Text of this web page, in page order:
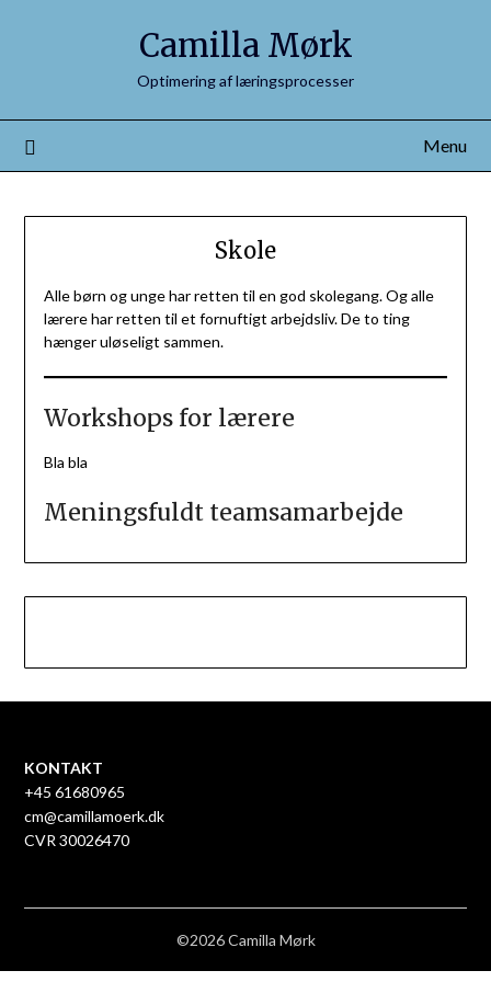
Camilla Mørk
Optimering af læringsprocesser
Menu
Skole
Alle børn og unge har retten til en god skolegang. Og alle
lærere har retten til et fornuftigt arbejdsliv. De to ting
hænger uløseligt sammen.
Workshops for lærere
Bla bla
Meningsfuldt teamsamarbejde
KONTAKT
+45 61680965
cm@camillamoerk.dk
CVR 30026470
©2026 Camilla Mørk